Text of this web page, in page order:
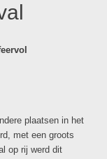
plaatsen in het
met een groots
op rij werd dit